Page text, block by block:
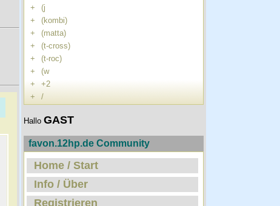
+
(j
+
(kombi)
+
(matta)
+
(t-cross)
+
(t-roc)
+
(w
+
+2
+
/
Hallo GAST
favon.12hp.de Community
Home / Start
Info / Über
Registrieren